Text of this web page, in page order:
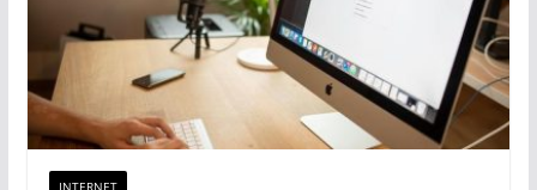
INTERNET